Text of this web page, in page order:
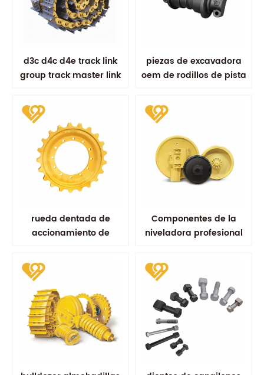
d3c d4c d4e track link
group track master link
piezas de excavadora
oem de rodillos de pista
rueda dentada de
accionamiento de
para tren de rodaje
kobelco sk100 sk200
Componentes de la
niveladora profesional